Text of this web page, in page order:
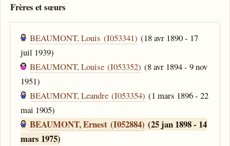
Frères et sœurs
BEAUMONT, Louis (I053341) (18 avr 1890 - 17
juil 1939)
BEAUMONT, Louise (I053352) (8 avr 1894 - 9 nov
1951)
BEAUMONT, Leandre (I053354) (1 mars 1896 - 22
mai 1905)
BEAUMONT, Ernest (I052884) (25 jan 1898 - 14
mars 1975)